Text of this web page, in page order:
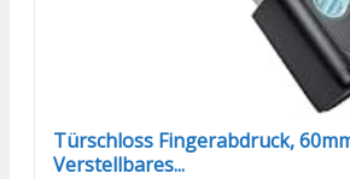
Türschloss Fingerabdruck,
Verstellbares...